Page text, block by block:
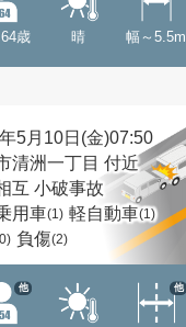
歳 晴 幅～5.5m
5月10日(金)07:50
清洲一丁目 付近
互 小破事故
用車(1) 軽自動車(1)
負傷(2)
他 他